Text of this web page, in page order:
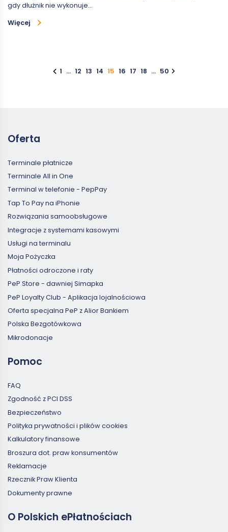
gdy dłużnik nie wykonuje…
Więcej
1 … 12 13 14 15 16 17 18 … 50
Oferta
Terminale płatnicze
Terminale All in One
Terminal w telefonie - PepPay
Tap To Pay na iPhonie
Rozwiązania samoobsługowe
Integracje z systemami kasowymi
Usługi na terminalu
Moja Pożyczka
Płatności odroczone i raty
PeP Store - dawniej Simapka
PeP Loyalty Club - Aplikacja lojalnościowa
Oferta specjalna PeP z Alior Bankiem
Polska Bezgotówkowa
Mikrodonacje
Pomoc
FAQ
Zgodność z PCI DSS
Bezpieczeństwo
Polityka prywatności i plików cookies
Kalkulatory finansowe
Broszura dot. praw konsumentów
Reklamacje
Rzecznik Praw Klienta
Dokumenty prawne
O Polskich ePłatnościach